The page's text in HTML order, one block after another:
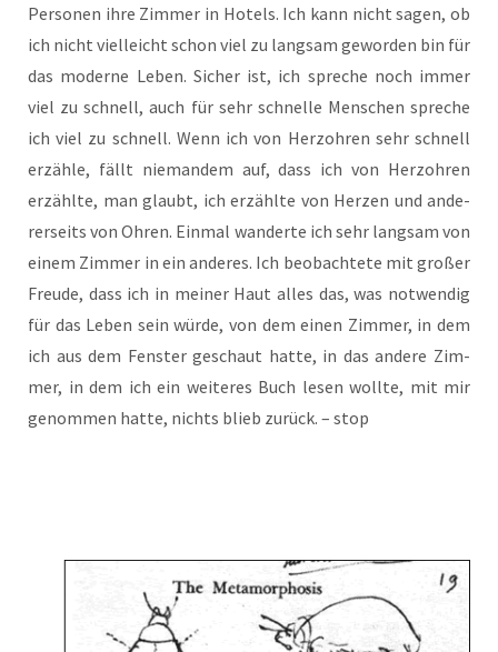
Per­so­nen ihre Zim­mer in Hotels. Ich kann nicht sagen, ob
ich nicht viel­leicht schon viel zu lang­sam gewor­den bin für
das moder­ne Leben. Sicher ist, ich spre­che noch immer
viel zu schnell, auch für sehr schnel­le Men­schen spre­che
ich viel zu schnell. Wenn ich von Herz­ohren sehr schnell
erzäh­le, fällt nie­man­dem auf, dass ich von Herz­ohren
erzähl­te, man glaubt, ich erzähl­te von Her­zen und ande­
rer­seits von Ohren. Ein­mal wan­der­te ich sehr lang­sam von
einem Zim­mer in ein ande­res. Ich beob­ach­tete mit gro­ßer
Freu­de, dass ich in mei­ner Haut alles das, was not­wen­dig
für das Leben sein wür­de, von dem einen Zim­mer, in dem
ich aus dem Fens­ter geschaut hat­te, in das ande­re Zim­
mer, in dem ich ein wei­te­res Buch lesen woll­te, mit mir
genom­men hat­te, nichts blieb zurück. – stop